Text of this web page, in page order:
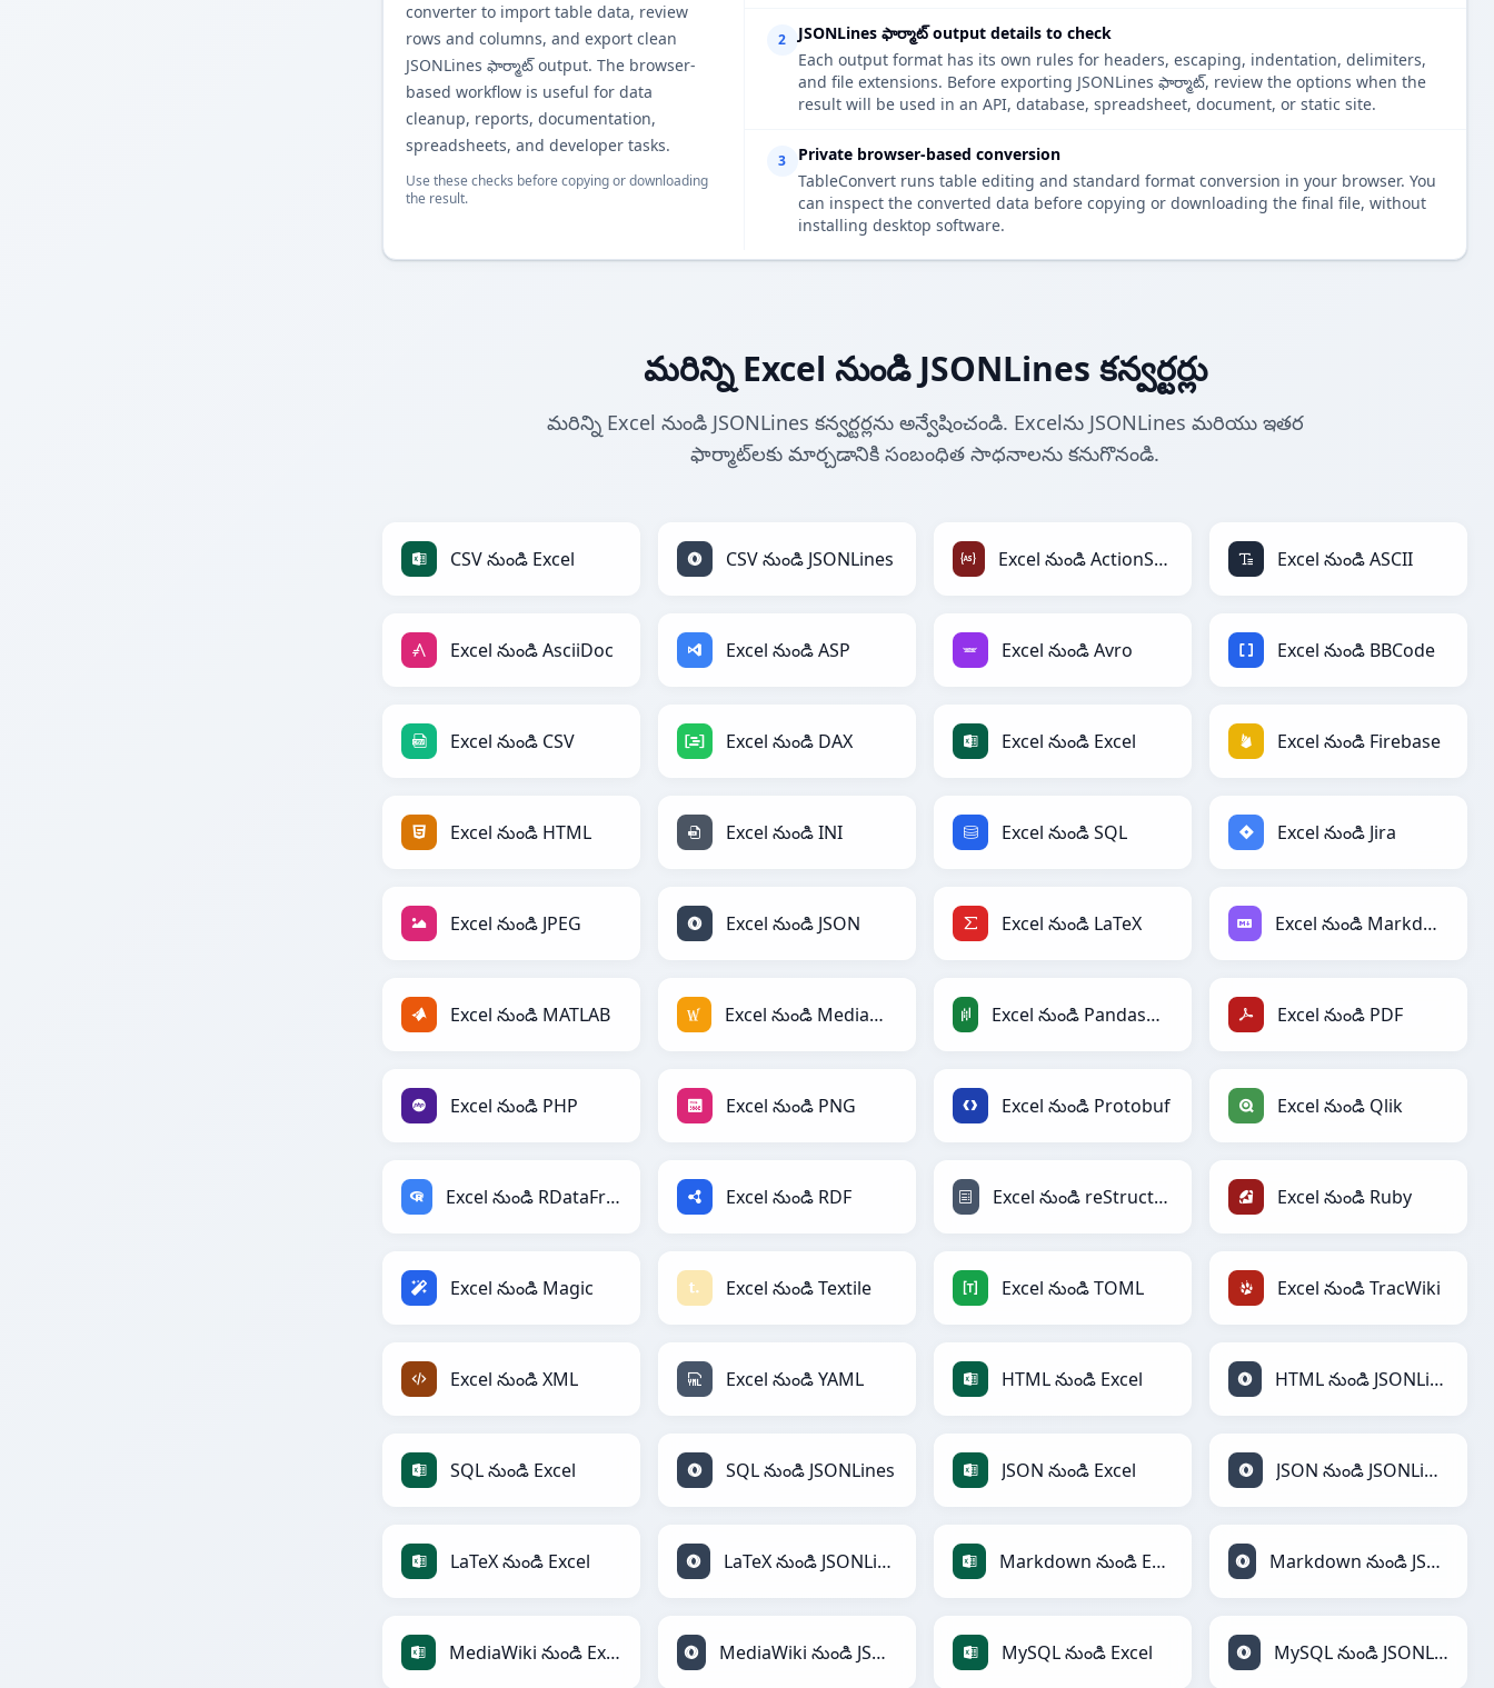
converter to import table data, review
rows and columns, and export clean
JSONLines ఫార్మాట్ output. The browser-
based workflow is useful for data
cleanup, reports, documentation,
spreadsheets, and developer tasks.
Use these checks before copying or downloading
the result.
2
JSONLines ఫార్మాట్ output details to check
Each output format has its own rules for headers, escaping, indentation, delimiters,
and file extensions. Before exporting JSONLines ఫార్మాట్, review the options when the
result will be used in an API, database, spreadsheet, document, or static site.
3
Private browser-based conversion
TableConvert runs table editing and standard format conversion in your browser. You
can inspect the converted data before copying or downloading the final file, without
installing desktop software.
మరిన్ని Excel నుండి JSONLines కన్వర్టర్లు
మరిన్ని Excel నుండి JSONLines కన్వర్టర్లను అన్వేషించండి. Excelను JSONLines మరియు ఇతర
ఫార్మాట్‌లకు మార్చడానికి సంబంధిత సాధనాలను కనుగొనండి.
CSV నుండి Excel CSV నుండి JSONLines Excel నుండి ActionScript Excel నుండి ASCII
Excel నుండి AsciiDoc Excel నుండి ASP Excel నుండి Avro Excel నుండి BBCode
Excel నుండి CSV Excel నుండి DAX Excel నుండి Excel Excel నుండి Firebase
Excel నుండి HTML Excel నుండి INI Excel నుండి SQL Excel నుండి Jira
Excel నుండి JPEG Excel నుండి JSON Excel నుండి LaTeX Excel నుండి Markdown
Excel నుండి MATLAB Excel నుండి MediaWiki Excel నుండి PandasDataFrame Excel నుండి PDF
Excel నుండి PHP Excel నుండి PNG Excel నుండి Protobuf Excel నుండి Qlik
Excel నుండి RDataFrame Excel నుండి RDF Excel నుండి reStructuredText Excel నుండి Ruby
Excel నుండి Magic Excel నుండి Textile Excel నుండి TOML Excel నుండి TracWiki
Excel నుండి XML Excel నుండి YAML HTML నుండి Excel HTML నుండి JSONLines
SQL నుండి Excel SQL నుండి JSONLines JSON నుండి Excel JSON నుండి JSONLines
LaTeX నుండి Excel LaTeX నుండి JSONLines Markdown నుండి Excel Markdown నుండి JSONLines
MediaWiki నుండి Excel MediaWiki నుండి JSONLines MySQL నుండి Excel MySQL నుండి JSONLines